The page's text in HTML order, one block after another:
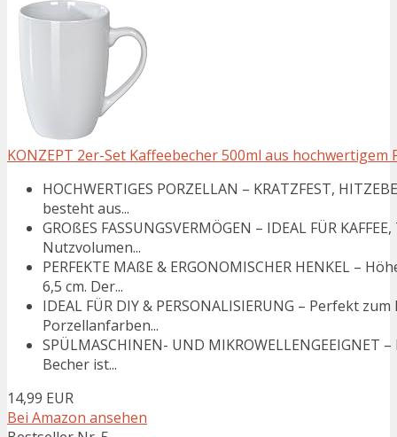
KONZEPT 2er-Set Kaffeebecher 500ml aus
HOCHWERTIGES PORZELLAN – KRATZFEST,
besteht aus...
GROßES FASSUNGSVERMÖGEN – IDEAL FÜR
Nutzvolumen...
PERFEKTE MAßE & ERGONOMISCHER HENKEL –
6,5 cm. Der...
IDEAL FÜR DIY & PERSONALISIERUNG – Perfekt
Porzellanfarben...
SPÜLMASCHINEN- UND
Becher ist...
14,99 EUR
Bei Amazon ansehen